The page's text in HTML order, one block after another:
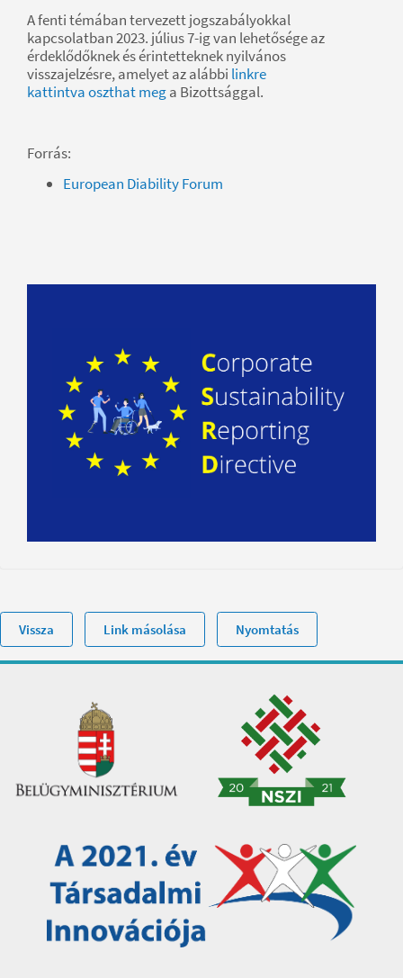
A fenti témában tervezett jogszabályokkal
kapcsolatban 2023. július 7-ig van lehetősége az
érdeklődőknek és érintetteknek nyilvános
visszajelzésre, amelyet az alábbi linkre
kattintva oszthat mega Bizottsággal.
Forrás:
European Diability Forum
Vissza Link másolása Nyomtatás